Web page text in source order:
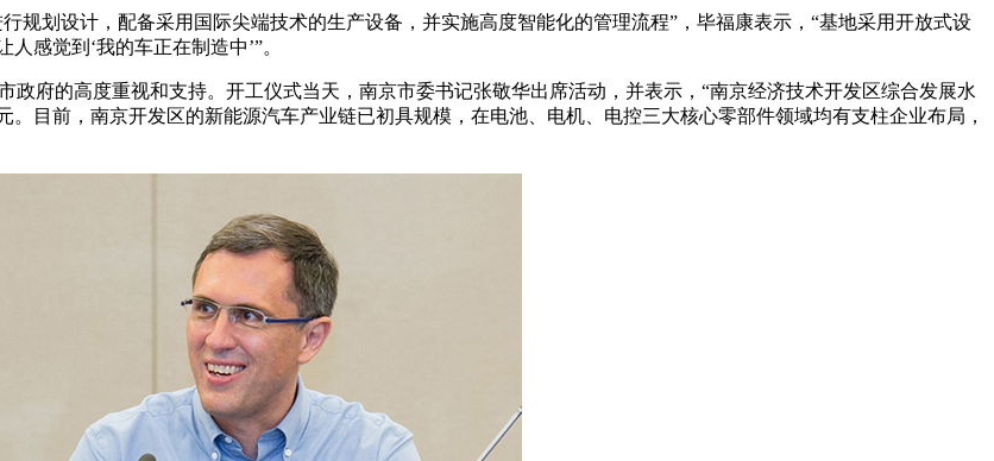
规划设计，配备采用国际尖端技术的生产设备，并实施高度智能化的管理流程”，毕福康表示，“基地采用开放式设
感觉到‘我的车正在制造中’”。
府的高度重视和支持。开工仪式当天，南京市委书记张敬华出席活动，并表示，“南京经济技术开发区综合发展水
目前，南京开发区的新能源汽车产业链已初具规模，在电池、电机、电控三大核心零部件领域均有支柱企业布局，